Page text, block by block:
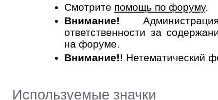
Смотрите помощь по форуму.
Внимание!
ответственности за
на форуме.
Внимание!! Нетематический
Используемые значки